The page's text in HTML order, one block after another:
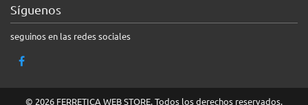
Síguenos
seguinos en las redes sociales
© 2026 FERRETICA WEB STORE. Todos los derechos reservados.